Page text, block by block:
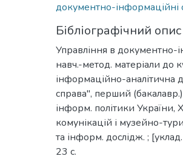
документно-інформаційні
Бібліографічний опис
Управління в документно-
навч.-метод. матеріали до
інформаційно-аналітична
справа", перший
інформ. політики України,
комунікацій і музейно-
та інформ. дослідж. ;
23 с.